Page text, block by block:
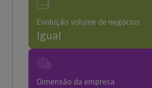
Evolução volume de negócios
Igual
Dimensão da empresa